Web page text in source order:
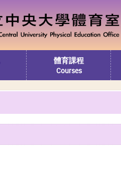
體育課程
Courses